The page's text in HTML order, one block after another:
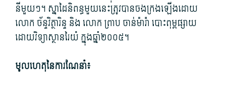
នី​មួយៗ។ ស្នាដៃ​និពន្ធ​មួយ​នេះ​ត្រូវ​បាន​ចងក្រង​ឡើង​ដោយ​
លោក ច័ន្ទវិត្ថារិន្ទ និង លោក ព្រាប ចាន់​ម៉ា​រ៉ា បោះ​ពុម្ព​ផ្សាយ​
ដោយ​វិទ្យាស្ថាន​រៃ​យំ ក្នុង​ឆ្នាំ២០០៥។
មូលហេតុ​នៃ​ការណែនាំ៖